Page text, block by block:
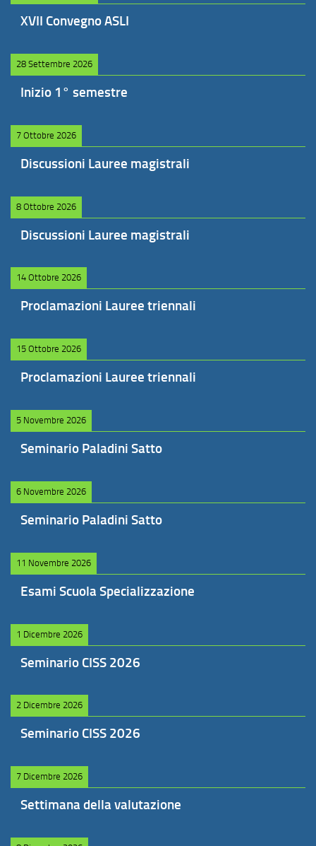
XVII Convegno ASLI
28 Settembre 2026
Inizio 1° semestre
7 Ottobre 2026
Discussioni Lauree magistrali
8 Ottobre 2026
Discussioni Lauree magistrali
14 Ottobre 2026
Proclamazioni Lauree triennali
15 Ottobre 2026
Proclamazioni Lauree triennali
5 Novembre 2026
Seminario Paladini Satto
6 Novembre 2026
Seminario Paladini Satto
11 Novembre 2026
Esami Scuola Specializzazione
1 Dicembre 2026
Seminario CISS 2026
2 Dicembre 2026
Seminario CISS 2026
7 Dicembre 2026
Settimana della valutazione